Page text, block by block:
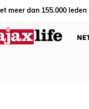
meer dan 155.000